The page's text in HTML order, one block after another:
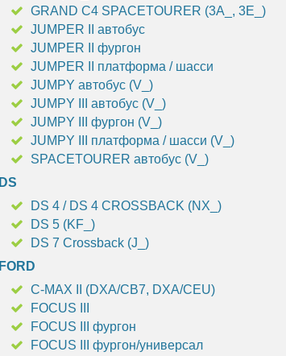
GRAND C4 SPACETOURER (3A_, 3E_)
JUMPER II автобус
JUMPER II фургон
JUMPER II платформа / шасси
JUMPY автобус (V_)
JUMPY III автобус (V_)
JUMPY III фургон (V_)
JUMPY III платформа / шасси (V_)
SPACETOURER автобус (V_)
DS
DS 4 / DS 4 CROSSBACK (NX_)
DS 5 (KF_)
DS 7 Crossback (J_)
FORD
C-MAX II (DXA/CB7, DXA/CEU)
FOCUS III
FOCUS III фургон
FOCUS III фургон/универсал